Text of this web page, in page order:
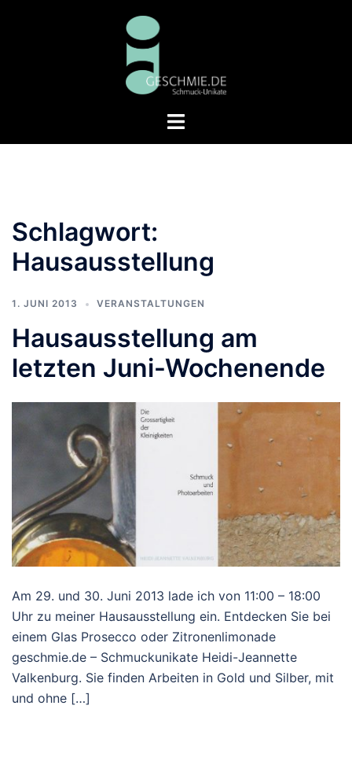
Menü
Schlagwort:
Hausausstellung
1. JUNI 2013 VERANSTALTUNGEN
Hausausstellung am
letzten Juni-Wochenende
Am 29. und 30. Juni 2013 lade ich von 11:00 – 18:00
Uhr zu meiner Hausausstellung ein. Entdecken Sie bei
einem Glas Prosecco oder Zitronenlimonade
geschmie.de – Schmuckunikate Heidi-Jeannette
Valkenburg. Sie finden Arbeiten in Gold und Silber, mit
und ohne […]